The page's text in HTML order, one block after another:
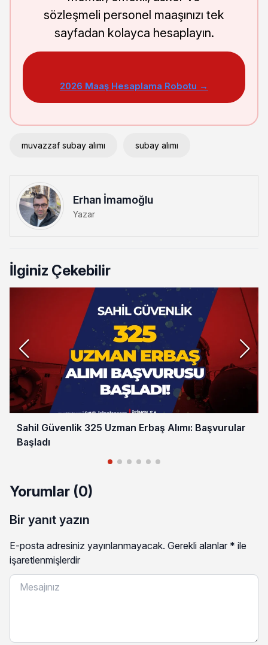
sözleşmeli personel maaşınızı tek
sayfadan kolayca hesaplayın.
2026 Maaş Hesaplama Robotu →
muvazzaf subay alımı subay alımı
Erhan İmamoğlu
Yazar
İlginiz Çekebilir
Sahil Güvenlik 325 Uzman Erbaş Alımı: Başvurular
Başladı
Yorumlar (0)
Bir yanıt yazın
E-posta adresiniz yayınlanmayacak. Gerekli alanlar * ile
işaretlenmişlerdir